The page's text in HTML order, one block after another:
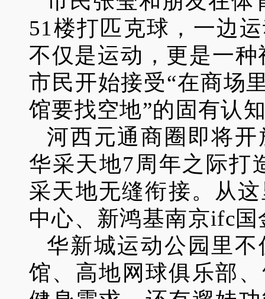
51楼打匹克球，一边
不仅是运动，更是一
市民开始接受“在商场
馆要找空地”的固有认
河西元通商圈即将
华采天地7周年之际打
采天地无缝衔接。从
中心、新鸿基南京ifc
华新城运动公园里
馆、高地网球俱乐部